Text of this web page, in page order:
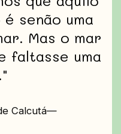
senão uma
Mas o mar
faltasse uma
Calcutá—